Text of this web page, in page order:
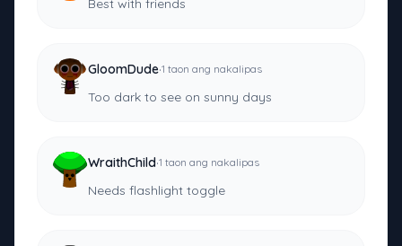
Best with friends
GloomDude·1 taon ang nakalipas
Too dark to see on sunny days
WraithChild·1 taon ang nakalipas
Needs flashlight toggle